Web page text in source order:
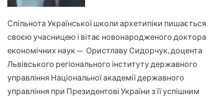
Спільнота Української школи архетипіки пишається
своєю учасницею і вітає новонародженого доктора
економічних наук — Ористлаву Сидорчук, доцента
Львівського регіонального інституту державного
управління Національної академії державного
управління при Президентові України з її успішним